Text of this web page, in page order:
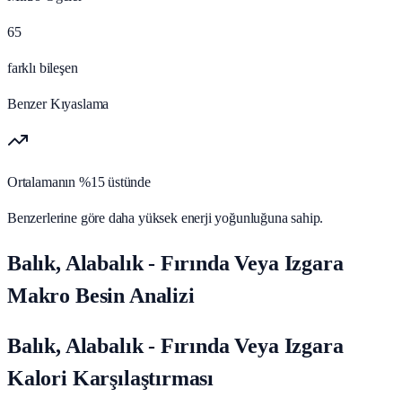
65
farklı bileşen
Benzer Kıyaslama
Ortalamanın %15 üstünde
Benzerlerine göre daha yüksek enerji yoğunluğuna sahip.
Balık, Alabalık - Fırında Veya Izgara
Makro Besin Analizi
Balık, Alabalık - Fırında Veya Izgara
Kalori Karşılaştırması